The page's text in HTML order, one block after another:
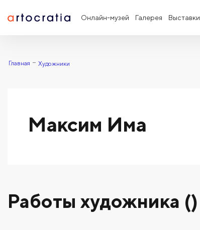
Онлайн-музей Галерея Выставки
Главная Художники
Максим Има
Работы художника ()